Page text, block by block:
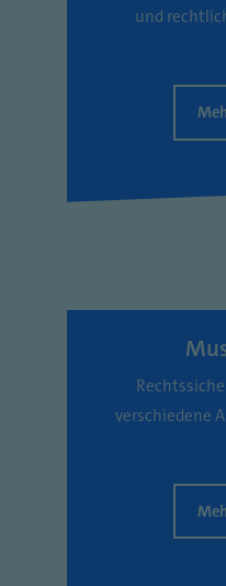
und
verschiedene